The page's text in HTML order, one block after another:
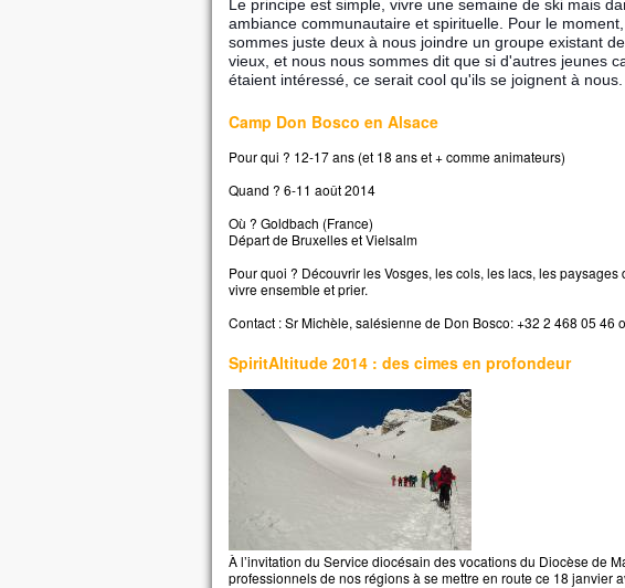
Le principe est simple, vivre une semaine de ski mais
ambiance communautaire et spirituelle. Pour le
sommes juste deux à nous joindre un groupe existant
vieux, et nous nous sommes dit que si d'autres jeunes
étaient intéressé, ce serait cool qu'ils se joignent à nous.
Camp Don Bosco en Alsace
Pour qui ? 12-17 ans (et 18 ans et + comme animateurs)
Quand ? 6-11 août 2014
Où ? Goldbach (France)
Départ de Bruxelles et Vielsalm
Pour quoi ? Découvrir les Vosges, les cols, les lacs, les
vivre ensemble et prier.
Contact : Sr Michèle, salésienne de Don Bosco: +32 2 468 05 46
SpiritAltitude 2014 : des cimes en profondeur
À l’invitation du Service diocésain des vocations du Diocèse de
professionnels de nos régions à se mettre en route ce 18 janvier